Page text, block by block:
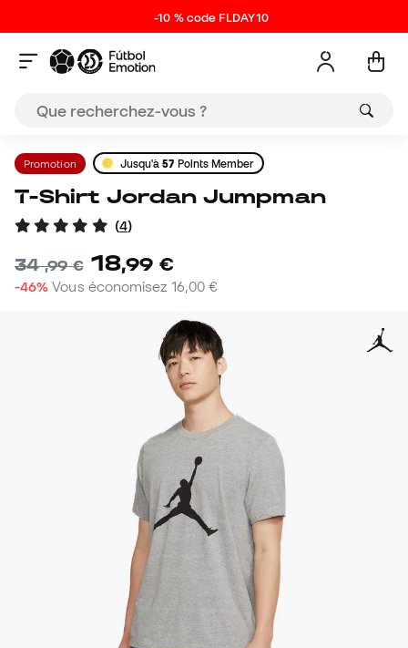
-10 % code FLDAY10
Promotion Jusqu'à57 Points Member
T-Shirt Jordan Jumpman
(4)
34,99 € 18,99 €
-46% Vous économisez 16,00 €